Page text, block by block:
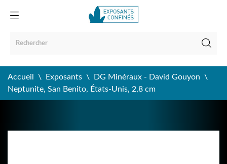
Accueil Exposants
DG Minéraux - David Gouyon
Neptunite, San Benito, États-Unis, 2,8 cm